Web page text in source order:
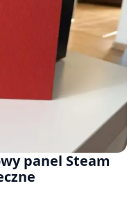
panel Steam